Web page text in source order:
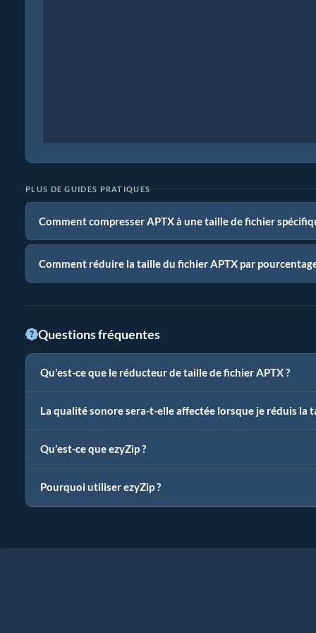
PLUS DE GUIDES PRATIQUES
Comment compresser APTX à une taille de fichier
Comment réduire la taille du fichier APTX par
Questions fréquentes
Qu'est-ce que le réducteur de taille de fichier APTX ?
La qualité sonore sera-t-elle affectée lorsque je réduis la
Qu'est-ce que ezyZip ?
Pourquoi utiliser ezyZip ?